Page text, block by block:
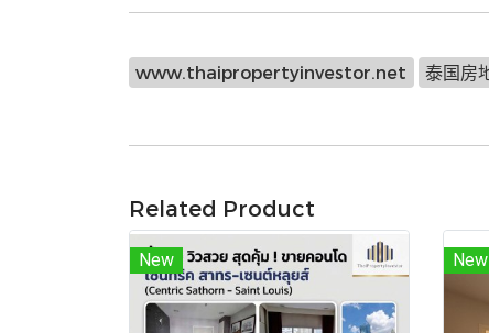
www.thaipropertyinvestor.net 泰国房
Related Product
New New